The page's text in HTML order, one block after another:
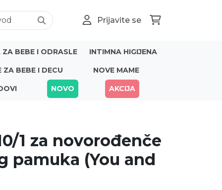
Prijavite se
BEBE I ODRASLE INTIMNA HIGIJENA
ZA BEBE I DECU NOVE MAME
NOVO AKCIJA
1 za novorođenče
pamuka (You and